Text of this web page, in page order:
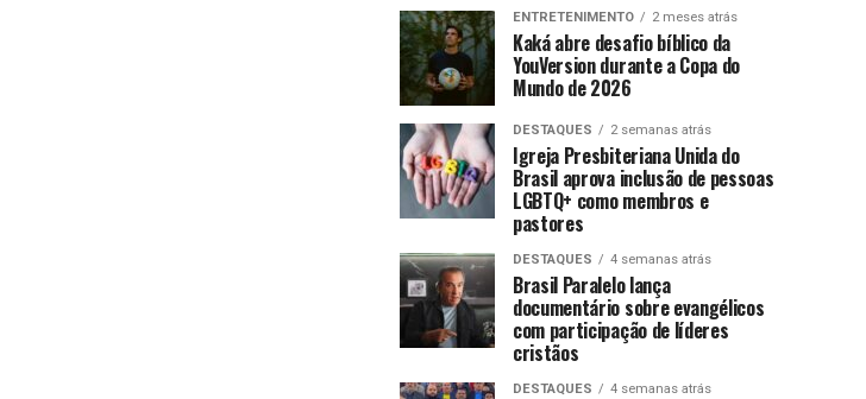
ENTRETENIMENTO 2 meses atrás
Kaká abre desafio bíblico da
YouVersion durante a Copa do
Mundo de 2026
DESTAQUES 2 semanas atrás
Igreja Presbiteriana Unida do
Brasil aprova inclusão de pessoas
LGBTQ+ como membros e
pastores
DESTAQUES 4 semanas atrás
Brasil Paralelo lança
documentário sobre evangélicos
com participação de líderes
cristãos
DESTAQUES 4 semanas atrás